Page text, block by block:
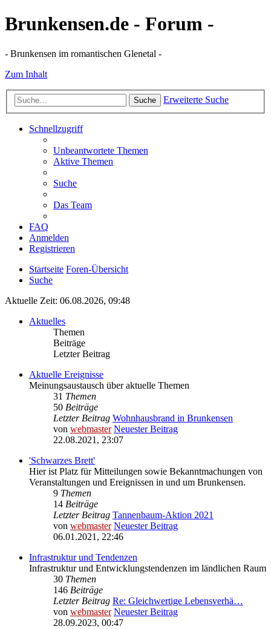
Brunkensen.de - Forum -
- Brunkensen im romantischen Glenetal -
Zum Inhalt
Suche Erweiterte Suche
Schnellzugriff
Unbeantwortete Themen
Aktive Themen
Suche
Das Team
FAQ
Anmelden
Registrieren
Startseite Foren-Übersicht
Suche
Aktuelle Zeit: 06.08.2026, 09:48
Aktuelles
Themen
Beiträge
Letzter Beitrag
Aktuelle Ereignisse
Meinungsaustausch über aktuelle Themen
31 Themen
50 Beiträge
Letzter Beitrag Wohnhausbrand in Brunkensen
von webmaster Neuester Beitrag
22.08.2021, 23:07
'Schwarzes Brett'
Hier ist Platz für Mitteilungen sowie Bekanntmachungen von
Veranstaltungen und Ereignissen in und um Brunkensen.
9 Themen
14 Beiträge
Letzter Beitrag Tannenbaum-Aktion 2021
von webmaster Neuester Beitrag
06.01.2021, 22:46
Infrastruktur und Tendenzen
Infrastruktur und Entwicklungstendenzen im ländlichen Raum
30 Themen
146 Beiträge
Letzter Beitrag Re: Gleichwertige Lebensverhä…
von webmaster Neuester Beitrag
28.09.2023, 00:47